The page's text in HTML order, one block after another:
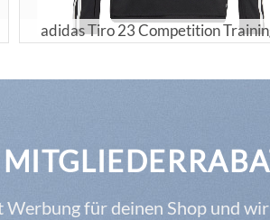
adidas Tiro 23 Competition
Werbung für deinen Shop und